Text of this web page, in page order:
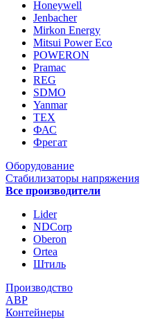
Honeywell
Jenbacher
Mirkon Energy
Mitsui Power Eco
POWERON
Pramac
REG
SDMO
Yanmar
ТЕХ
ФАС
Фрегат
Оборудование
Стабилизаторы напряжения
Все производители
Lider
NDCorp
Oberon
Ortea
Штиль
Производство
АВР
Контейнеры